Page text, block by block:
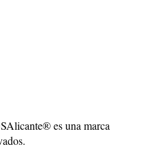
es una marca